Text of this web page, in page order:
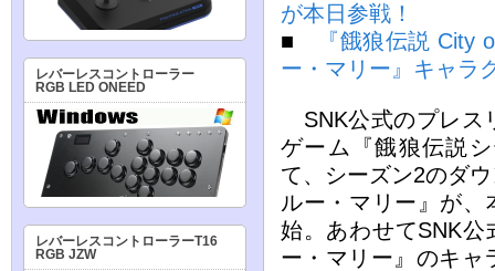
が本日参戦！
■
『餓狼伝説 City
ー・マリー』キャラ
SNK公式のプレス
ゲーム『餓狼伝説
て、シーズン2のダ
ルー・マリー』が
始。あわせてSNK公
ー・マリー』のキャ
レバーレスコントローラー
RGB LED ONEED
レバーレスコントローラーT16
RGB JZW